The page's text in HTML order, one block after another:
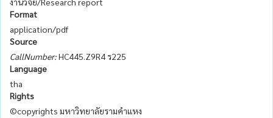
Format
application/pdf
Source
CallNumber:HC445.Z9R4 ร225
Language
tha
Rights
©copyrights มหาวิทยาลัยรามคำแหง